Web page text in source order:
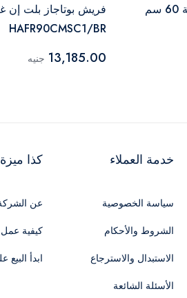
بوتاجاز كهرباء بلت إن أيكوماتيك 4 شعلة 60 سم
فريش بوتاجاز بلت إن
HAFR90CMSC1/BR
13,185.00 جنيه
خدمة العملاء
سياسة الخصوصية
الشروط والأحكام
الاستبدال والاسترجاع
الأسئلة الشائعة
كذا ميزة
عن
كيفية
ابدأ